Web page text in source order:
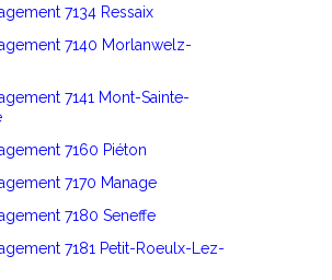
7134 Ressaix
7140 Morlanwelz-
7141 Mont-Sainte-
7160 Piéton
7170 Manage
7180 Seneffe
7181 Petit-Roeulx-Lez-